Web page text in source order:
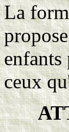
La
ceux